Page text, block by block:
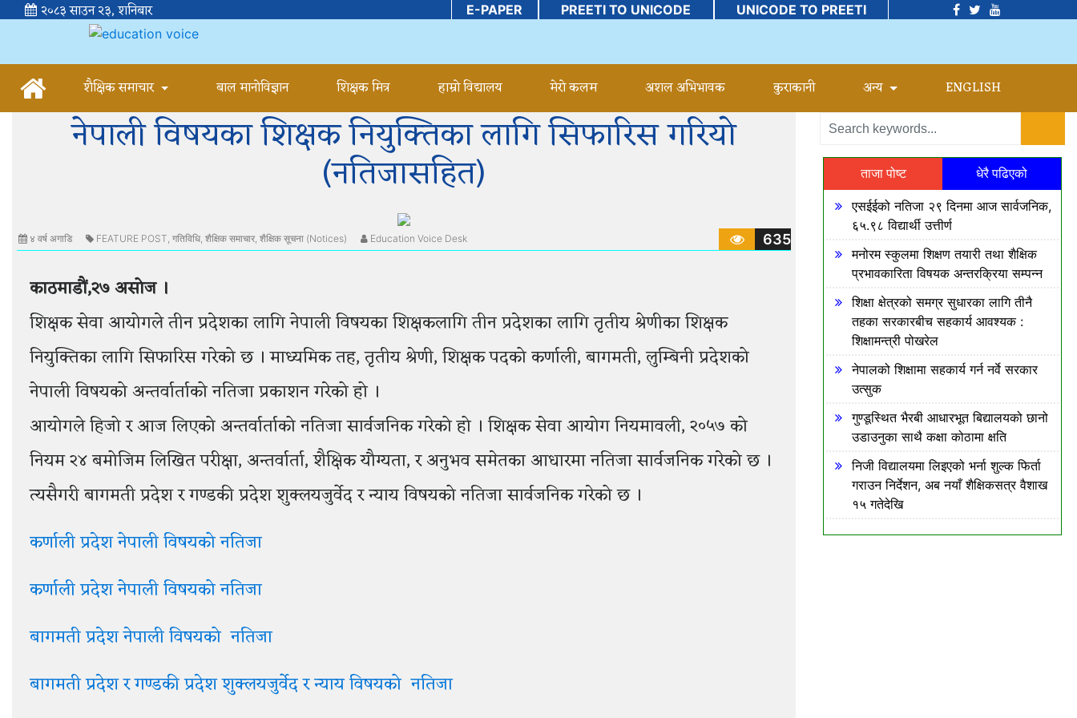
२०८३ साउन २३, शनिबार E-PAPER PREETI TO UNICODE UNICODE TO PREETI
शैक्षिक समाचार बाल मानोविज्ञान शिक्षक मित्र हाम्रो विद्यालय मेरो कलम अशल अभिभावक कुराकानी अन्य ENGLISH
नेपाली विषयका शिक्षक नियुक्तिका लागि सिफारिस गरियो
(नतिजासहित)
४ वर्ष अगाडि FEATURE POST, गतिविधि, शैक्षिक समाचार, शैक्षिक सूचना (Notices) Education Voice Desk 635
काठमाडौं,२७ असोज ।
शिक्षक सेवा आयोगले तीन प्रदेशका लागि नेपाली विषयका शिक्षकलागि तीन प्रदेशका लागि तृतीय श्रेणीका शिक्षक
नियुक्तिका लागि सिफारिस गरेको छ । माध्यमिक तह, तृतीय श्रेणी, शिक्षक पदको कर्णाली, बागमती, लुम्बिनी प्रदेशको
नेपाली विषयको अन्तर्वार्ताको नतिजा प्रकाशन गरेको हो ।
आयोगले हिजो र आज लिएको अन्तर्वार्ताको नतिजा सार्वजनिक गरेको हो । शिक्षक सेवा आयोग नियमावली, २०५७ को
नियम २४ बमोजिम लिखित परीक्षा, अन्तर्वार्ता, शैक्षिक यौग्यता, र अनुभव समेतका आधारमा नतिजा सार्वजनिक गरेको छ ।
त्यसैगरी बागमती प्रदेश र गण्डकी प्रदेश शुक्लयजुर्वेद र न्याय विषयको नतिजा सार्वजनिक गरेको छ ।
कर्णाली प्रदेश नेपाली विषयको नतिजा
कर्णाली प्रदेश नेपाली विषयको नतिजा
बागमती प्रदेश नेपाली विषयको नतिजा
बागमतीप्रदेश र गण्डकी प्रदेश शुक्लयजुर्वेद र न्याय विषयको नतिजा
ताजा पोष्ट धेरै पढिएको
एसईईको नतिजा २९ दिनमा आज सार्वजनिक,
६५.९८ विद्यार्थी उत्तीर्ण
मनोरम स्कुलमा शिक्षण तयारी तथा शैक्षिक
प्रभावकारिता विषयक अन्तरक्रिया सम्पन्न
शिक्षा क्षेत्रको समग्र सुधारका लागि तीनै
तहका सरकारबीच सहकार्य आवश्यक :
शिक्षामन्त्री पोखरेल
नेपालको शिक्षामा सहकार्य गर्न नर्वे सरकार
उत्सुक
गुण्डूस्थित भैरबी आधारभूत बिद्यालयको छानो
उडाउनुका साथै कक्षा कोठामा क्षति
निजी विद्यालयमा लिइएको भर्ना शुल्क फिर्ता
गराउन निर्देशन, अब नयाँ शैक्षिकसत्र वैशाख
१५ गतेदेखि